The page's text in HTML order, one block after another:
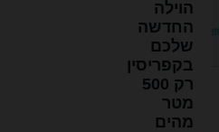
נאפה
מ"ר
לחצו למידע
נוסף
הוילה
החדשה
שלכם
בקפריסין
רק 500
מטר
מהים